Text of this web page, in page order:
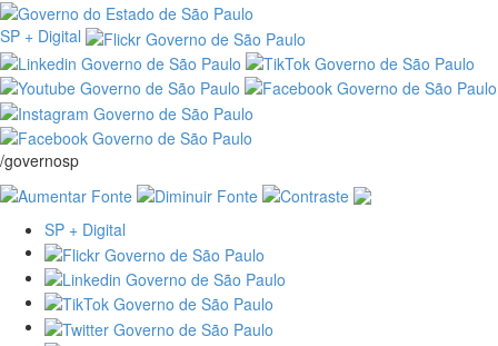
SP + Digital
/governosp
SP + Digital